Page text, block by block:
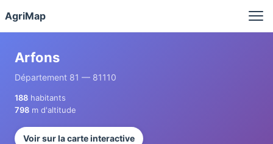
AgriMap
Arfons
Département 81 — 81110
188 habitants
798 m d'altitude
Voir sur la carte interactive